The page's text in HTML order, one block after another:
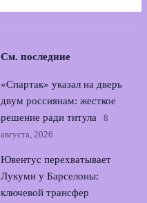
См. последние
«Спартак» указал на дверь
двум россиянам: жесткое
решение ради титула
8
августа, 2026
Ювентус перехватывает
Лукуми у Барселоны:
ключевой трансфер